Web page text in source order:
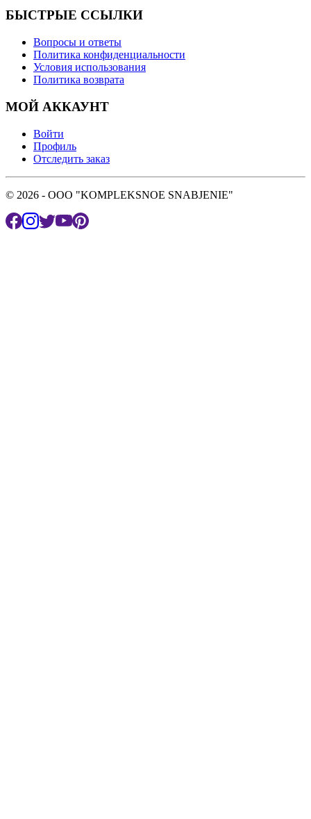
БЫСТРЫЕ ССЫЛКИ
Вопросы и ответы
Политика конфиденциальности
Условия использования
Политика возврата
МОЙ АККАУНТ
Войти
Профиль
Отследить заказ
© 2026 - OOO "KOMPLEKSNOE SNABJENIE"